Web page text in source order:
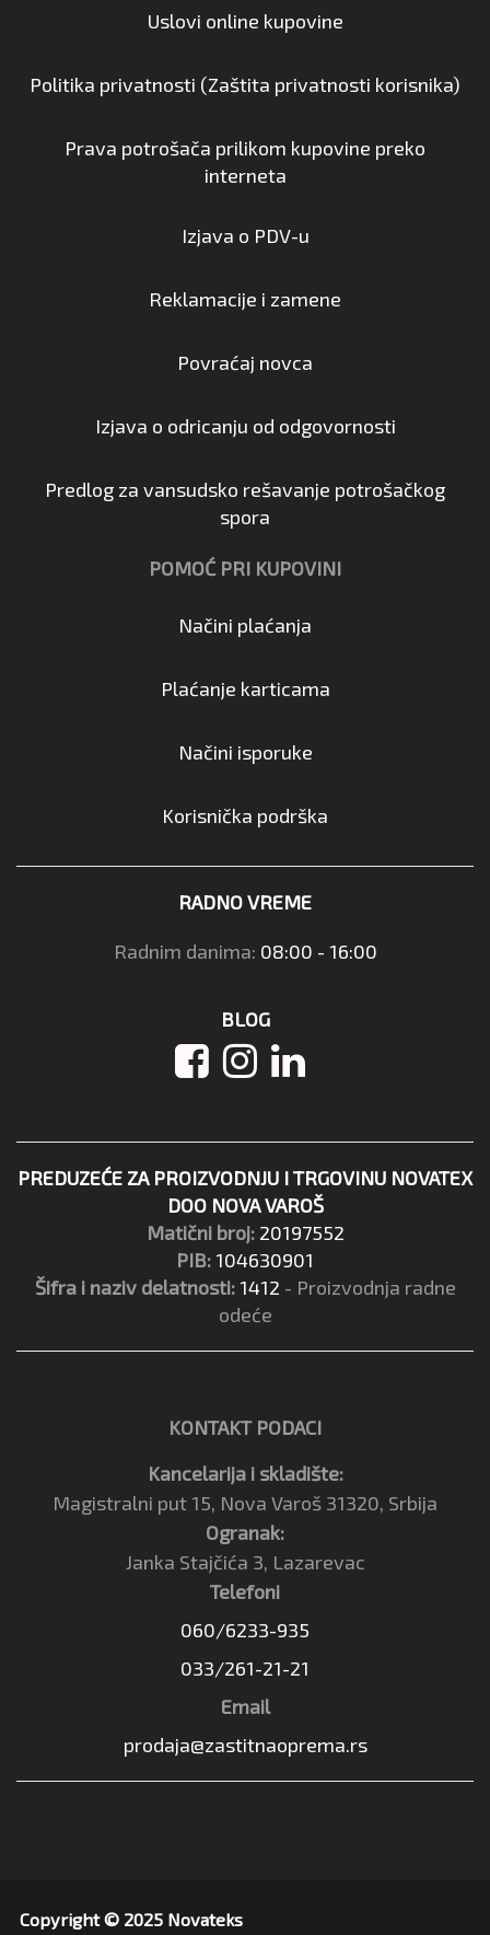
Uslovi online kupovine
Politika privatnosti (Zaštita privatnosti korisnika)
Prava potrošača prilikom kupovine preko
interneta
Izjava o PDV-u
Reklamacije i zamene
Povraćaj novca
Izjava o odricanju od odgovornosti
Predlog za vansudsko rešavanje potrošačkog
spora
POMOĆ PRI KUPOVINI
Načini plaćanja
Plaćanje karticama
Načini isporuke
Korisnička podrška
RADNO VREME
Radnim danima: 08:00 - 16:00
BLOG
PREDUZEĆE ZA PROIZVODNJU I TRGOVINU NOVATEX
DOO NOVA VAROŠ
Matični broj: 20197552
PIB: 104630901
Šifra i naziv delatnosti: 1412 - Proizvodnja radne
odeće
KONTAKT PODACI
Kancelarija i skladište:
Magistralni put 15, Nova Varoš 31320, Srbija
Ogranak:
Janka Stajčića 3, Lazarevac
Telefoni
060/6233-935
033/261-21-21
Email
prodaja@zastitnaoprema.rs
Copyright © 2025 Novateks